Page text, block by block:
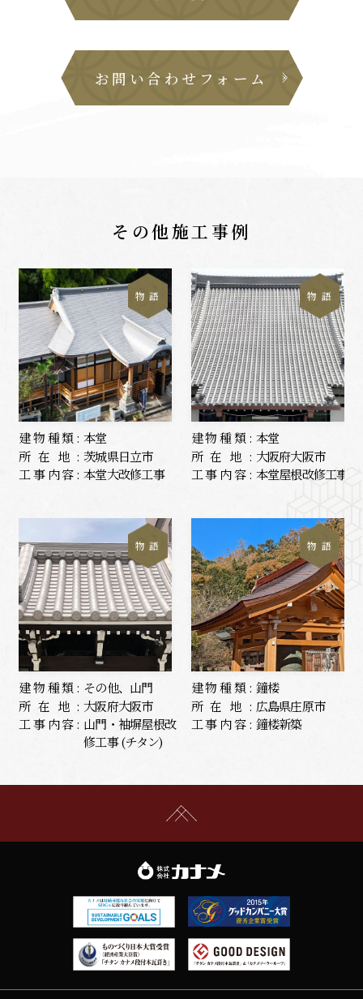
お問い合わせフォーム
その他施工事例
物 語
建物種類: 本堂
所在地: 茨城県日立市
工事内容: 本堂大改修工事
物 語
建物種類: 本堂
所在地: 大阪府大阪市
工事内容: 本堂屋根改修工事
物 語
建物種類: その他、山門
所在地: 大阪府大阪市
工事内容: 山門・袖塀屋根改
修工事 (チタン)
物 語
建物種類: 鐘楼
所在地: 広島県庄原市
工事内容: 鐘楼新築